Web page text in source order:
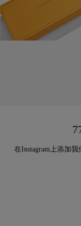
在Instagram上添加我